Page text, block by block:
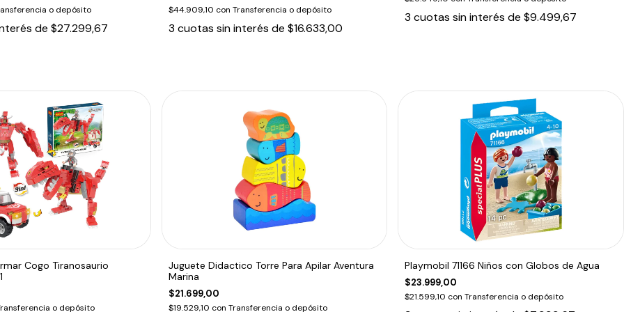
o depósito
de $27.299,67
$44.909,10 con Transferencia o depósito
3 cuotas sin interés de $16.633,00
3 cuotas sin interés de$9.499,67
Cogo Tiranosaurio
o depósito
Juguete Didactico Torre Para Apilar Aventura
Marina
$21.699,00
$19.529,10 con Transferencia o depósito
Playmobil 71166 Niños con Globos de Agua
$23.999,00
$21.599,10 con Transferencia o depósito